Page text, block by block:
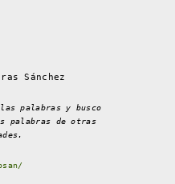
Sánchez
palabras y busco
palabras de otras